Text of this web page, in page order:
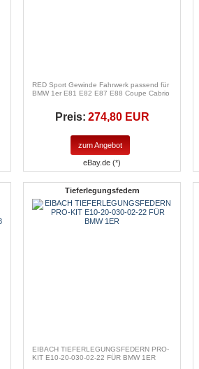
RED Sport Gewinde Fahrwerk passend für
BMW 1er E81 E82 E87 E88 Coupe Cabrio
Preis: 274,80 EUR
zum Angebot
eBay.de (*)
Tieferlegungsfedern
EIBACH TIEFERLEGUNGSFEDERN PRO-
KIT E10-20-030-02-22 FÜR BMW 1ER